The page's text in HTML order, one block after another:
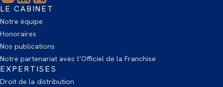
LE CABINET
Notre équipe
Honoraires
Nos publications
Notre partenariat avec l’Officiel de la Franchise
EXPERTISES
Droit de la distribution